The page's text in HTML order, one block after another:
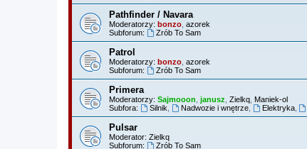
Pathfinder / Navara
Moderatorzy: bonzo azorek
Subforum:
Zrób To Sam
Patrol
Moderatorzy: bonzo azorek
Subforum:
Zrób To Sam
Primera
Moderatorzy: Sajmooon janusz Zielkq Maniek-ol
Subfora:
Silnik Nadwozie i wnętrze, Elektryka,
Pulsar
Moderator: Zielkq
Subforum:
Zrób To Sam